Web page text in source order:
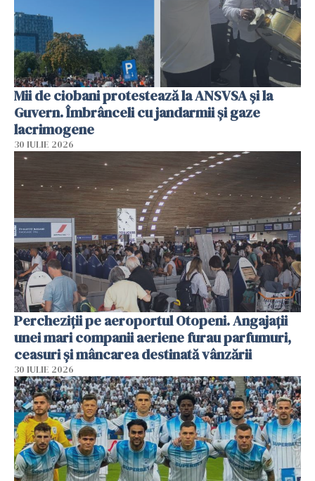
Mii de ciobani protestează la ANSVSA și la
Guvern. Îmbrânceli cu jandarmii și gaze
lacrimogene
30 IULIE 2026
Percheziții pe aeroportul Otopeni. Angajații
unei mari companii aeriene furau parfumuri,
ceasuri și mâncarea destinată vânzării
30 IULIE 2026